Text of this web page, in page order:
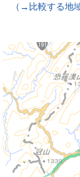
（→比較する地